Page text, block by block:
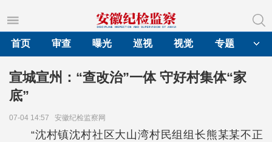
首页
审查 曝光 巡视 视觉 专题
宣城宣州：“查改治”一体 守好村集体“家
底”
07-04 14:57 安徽纪检监察网
“沈村镇沈村社区大山湾村民组组长熊某某不正